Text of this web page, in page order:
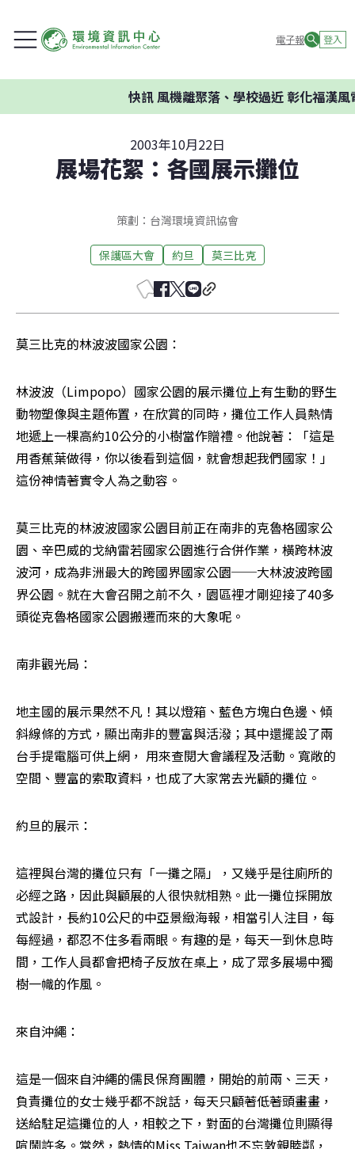
電子報 登入
快訊風機離聚落、學校過近 彰化福漢風
2003年10月22日
展場花絮：各國展示攤位
策劃：台灣環境資訊協會
保護區大會 約旦 莫三比克
莫三比克的林波波國家公園：
林波波（Limpopo）國家公園的展示攤位上有生動的野生
動物塑像與主題佈置，在欣賞的同時，攤位工作人員熱情
地遞上一棵高約10公分的小樹當作贈禮。他說著：「這是
用香蕉葉做得，你以後看到這個，就會想起我們國家！」
這份神情著實令人為之動容。
莫三比克的林波波國家公園目前正在南非的克魯格國家公
園、辛巴威的戈納雷若國家公園進行合併作業，橫跨林波
波河，成為非洲最大的跨國界國家公園──大林波波跨國
界公園。就在大會召開之前不久，園區裡才剛迎接了40多
頭從克魯格國家公園搬遷而來的大象呢。
南非觀光局：
地主國的展示果然不凡！其以燈箱、藍色方塊白色邊、傾
斜線條的方式，顯出南非的豐富與活潑；其中還擺設了兩
台手提電腦可供上網， 用來查閱大會議程及活動。寬敞的
空間、豐富的索取資料，也成了大家常去光顧的攤位。
約旦的展示：
這裡與台灣的攤位只有「一攤之隔」，又幾乎是往廁所的
必經之路，因此與顧展的人很快就相熟。此一攤位採開放
式設計，長約10公尺的中亞景緻海報，相當引人注目，每
每經過，都忍不住多看兩眼。有趣的是，每天一到休息時
間，工作人員都會把椅子反放在桌上，成了眾多展場中獨
樹一幟的作風。
來自沖繩：
這是一個來自沖繩的儒艮保育團體，開始的前兩、三天，
負責攤位的女士幾乎都不說話，每天只顧著低著頭畫畫，
送給駐足這攤位的人，相較之下，對面的台灣攤位則顯得
喧鬧許多。當然，熱情的Miss Taiwan也不忘敦親睦鄰，